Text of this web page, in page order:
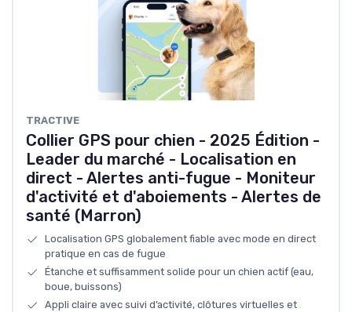
TRACTIVE
Collier GPS pour chien - 2025 Édition -
Leader du marché - Localisation en
direct - Alertes anti-fugue - Moniteur
d'activité et d'aboiements - Alertes de
santé (Marron)
Localisation GPS globalement fiable avec mode en direct
pratique en cas de fugue
Étanche et suffisamment solide pour un chien actif (eau,
boue, buissons)
Appli claire avec suivi d’activité, clôtures virtuelles et